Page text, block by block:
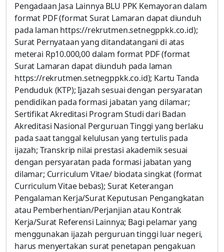
Pengadaan Jasa Lainnya BLU PPK Kemayoran dalam
format PDF (format Surat Lamaran dapat diunduh
pada laman https://rekrutmen.setnegppkk.co.id);
Surat Pernyataan yang ditandatangani di atas
meterai Rp10.000,00 dalam format PDF (format
Surat Lamaran dapat diunduh pada laman
https://rekrutmen.setnegppkk.co.id); Kartu Tanda
Penduduk (KTP); Ijazah sesuai dengan persyaratan
pendidikan pada formasi jabatan yang dilamar;
Sertifikat Akreditasi Program Studi dari Badan
Akreditasi Nasional Perguruan Tinggi yang berlaku
pada saat tanggal kelulusan yang tertulis pada
ijazah; Transkrip nilai prestasi akademik sesuai
dengan persyaratan pada formasi jabatan yang
dilamar; Curriculum Vitae/ biodata singkat (format
Curriculum Vitae bebas); Surat Keterangan
Pengalaman Kerja/Surat Keputusan Pengangkatan
atau Pemberhentian/Perjanjian atau Kontrak
Kerja/Surat Referensi Lainnya; Bagi pelamar yang
menggunakan ijazah perguruan tinggi luar negeri,
harus menyertakan surat penetapan pengakuan